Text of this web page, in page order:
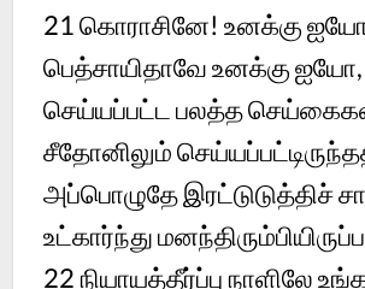
21கொராசினே! உனக்கு
பெத்சாயிதாவே உனக்கு
செய்யப்பட்ட பலத்த
சீதோனிலும்
அப்பொழுதே இரட்டுடுத்திச்
உட்கார்ந்து
22நியாயத்தீர்ப்பு நாளிலே